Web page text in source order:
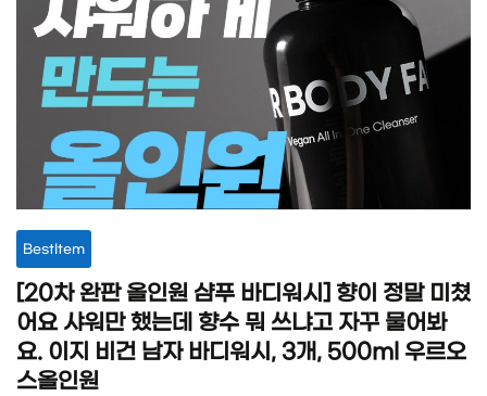
BestItem
[20차 완판 올인원 샴푸 바디워시] 향이 정말 미쳤
어요 샤워만 했는데 향수 뭐 쓰냐고 자꾸 물어봐
요. 이지 비건 남자 바디워시, 3개, 500ml 우르오
스올인원